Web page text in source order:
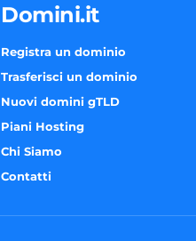
Domini.it
Registra un dominio
Trasferisci un dominio
Nuovi domini gTLD
Piani Hosting
Chi Siamo
Contatti